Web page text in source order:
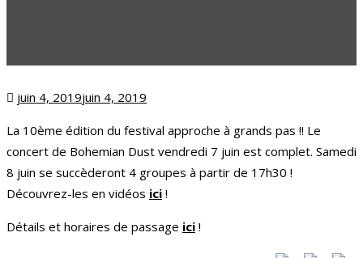
Posted
juin 4, 2019juin 4, 2019
La 10ème édition du festival approche à grands pas !! Le
concert de Bohemian Dust vendredi 7 juin est complet. Samedi
8 juin se succèderont 4 groupes à partir de 17h30 !
Découvrez-les en vidéos ici !
Détails et horaires de passage ici !